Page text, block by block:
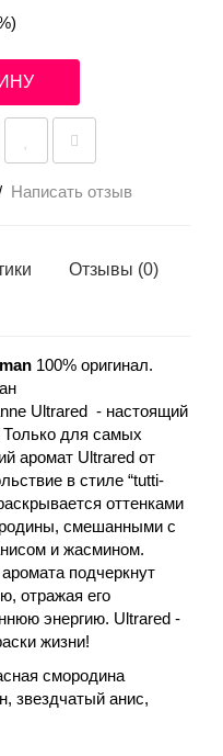
Написать отзыв
Отзывы (0)
100% оригинал.
Ultrared - настоящий
Только для самых
аромат Ultrared от
в стиле “tutti-
оттенками
смешанными с
и жасмином.
подчеркнут
отражая его
энергию. Ultrared -
жизни!
смородина
звездчатый анис,